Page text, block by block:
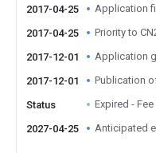
2017-04-25 Application
2017-04-25 Priority to
2017-12-01 Application
2017-12-01 Publication
Status Expired - Fee
2027-04-25 Anticipated